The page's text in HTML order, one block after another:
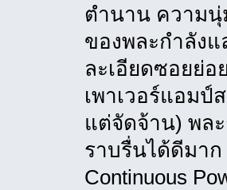
ตำนาน ความ
ของพละกำลังแ
ละเอียดซอยย่
เพาเวอร์แอมป์
แต่จัดจ้าน) พล
ราบรื่นได้ดีมา
Continuous